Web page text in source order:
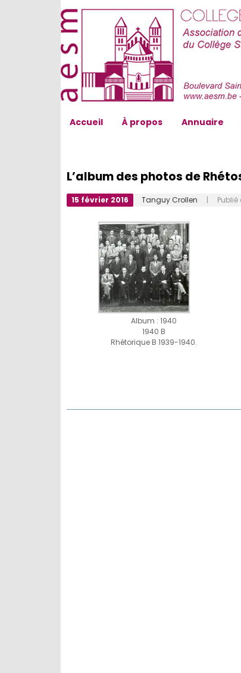
Accueil À propos Annuaire
L’album des photos de
15 février 2016 Tanguy Crollen | Publié
Album : 1940
1940 B
Rhétorique B 1939-1940.